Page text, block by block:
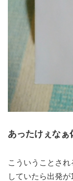
あったけぇなぁ
こういうことさ
していたら出発が